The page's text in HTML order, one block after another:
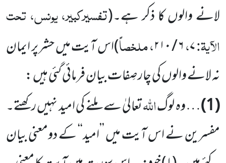
لانے والوں کا ذکر ہے۔(تفسیرکبیر، یونس، تحت
الآیۃ:۷،۶ / ۲۱۰ ، ملخصاً)اس آیت میں حشر پر ایمان
نہ لانے والوں کی چار صِفات بیان فرمائی گئی ہیں :
(1) … وہ لوگاللہتعالیٰ سے ملنے کی امید نہیں رکھتے۔
مفسرین نے اس آیت میں ’’امید‘‘ کے دومعنی بیان